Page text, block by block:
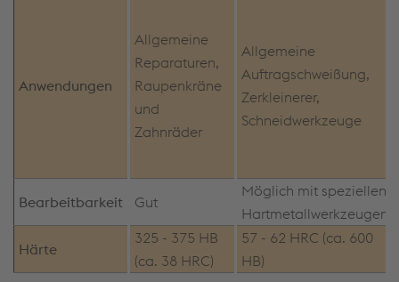
Anwendungen
Allgemeine
Reparaturen,
Raupenkräne
und
Zahnräder
Allgemeine
Auftragschweißung,
Zerkleinerer,
Schneidwerkzeuge
Bearbeitbarkeit Gut
Möglich mit speziellen
Hartmetallwerkzeugen
Härte
325 - 375 HB
(ca. 38 HRC)
57 - 62 HRC (ca. 600
HB)